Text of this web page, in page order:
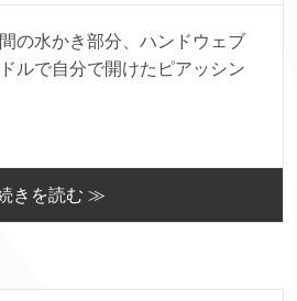
の水かき部分、ハンドウェブ
ルで自分で開けたピアッシン
きを読む ≫